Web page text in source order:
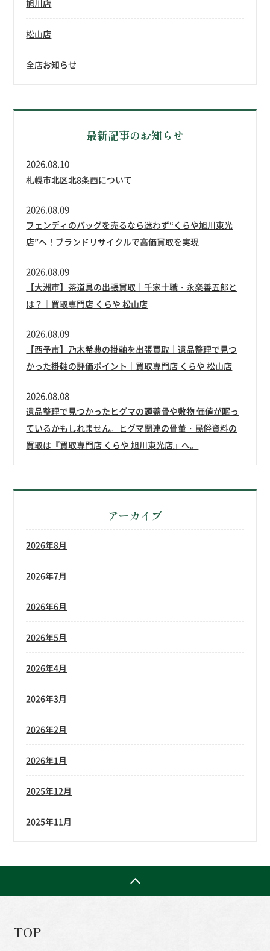
旭川店
松山店
全店お知らせ
最新記事のお知らせ
札幌市北区北8条西について
2026.08.10
フェンディのバッグを売るなら迷わず“くらや旭川東光
店”へ！ブランドリサイクルで高価買取を実現
2026.08.09
【大洲市】茶道具の出張買取｜千家十職・永楽善五郎と
は？｜買取専門店 くらや 松山店
2026.08.09
【西予市】乃木希典の掛軸を出張買取｜遺品整理で見つ
かった掛軸の評価ポイント｜買取専門店 くらや 松山店
2026.08.09
遺品整理で見つかったヒグマの頭蓋骨や敷物 価値が眠っ
ているかもしれません。ヒグマ関連の骨董・民俗資料の
買取は『買取専門店 くらや 旭川東光店』へ。
2026.08.08
アーカイブ
2026年8月
2026年7月
2026年6月
2026年5月
2026年4月
2026年3月
2026年2月
2026年1月
2025年12月
2025年11月
TOP